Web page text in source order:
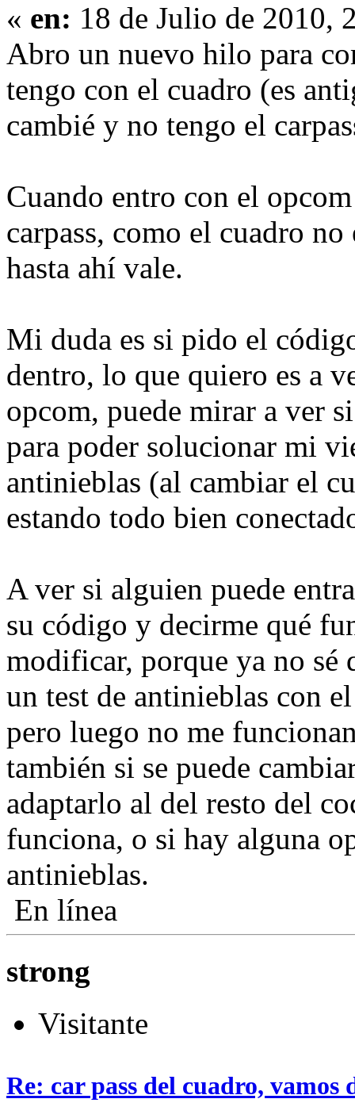
« en: 18 de Julio de 2010,
Abro un nuevo hilo para
tengo con el cuadro (es
cambié y no tengo el
Cuando entro con el
carpass, como el cuadro
hasta ahí vale.
Mi duda es si pido el
dentro, lo que quiero es a
opcom, puede mirar a ver
para poder solucionar mi
antinieblas (al cambiar el
estando todo bien
A ver si alguien puede
su código y decirme qué
modificar, porque ya no sé
un test de antinieblas con
pero luego no me
también si se puede
adaptarlo al del resto del
funciona, o si hay alguna
antinieblas.
En línea
strong
Visitante
Re: car pass del cuadro, vamos